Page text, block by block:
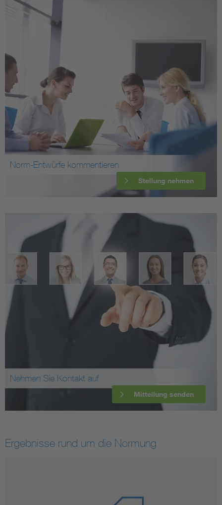
Norm-Entwürfe kommentieren
Stellung nehmen
Nehmen Sie Kontakt auf
Mitteilung senden
Ergebnisse rund um die Normung